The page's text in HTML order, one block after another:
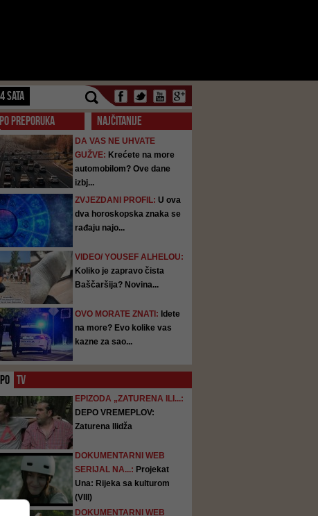
SATA
PREPORUKA NAJČITANIJE
DA VAS NE UHVATE
GUŽVE: Krećete na more
automobilom? Ove dane
izbj...
ZVJEZDANI PROFIL: U ova
dva horoskopska znaka se
rađaju najo...
VIDEO/ YOUSEF ALHELOU:
Koliko je zapravo čista
Baščaršija? Novina...
OVO MORATE ZNATI: Idete
na more? Evo kolike vas
kazne za sao...
TV
EPIZODA „ZATURENA ILI...:
DEPO VREMEPLOV:
Zaturena Ilidža
DOKUMENTARNI WEB
SERIJAL NA...: Projekat
Una: Rijeka sa kulturom
(VIII)
DOKUMENTARNI WEB